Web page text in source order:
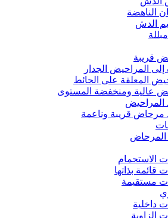
الناهضة
الدش
قريبة
إلى المراحيض الجدار
المعلقة على الحائط
عالية ومنخفضة المستوى
المراحيض
مرحاض قريبة وناعمة
الاستحمام
قائمة بذاتها
مستقيمة
داخلية
الزاوية